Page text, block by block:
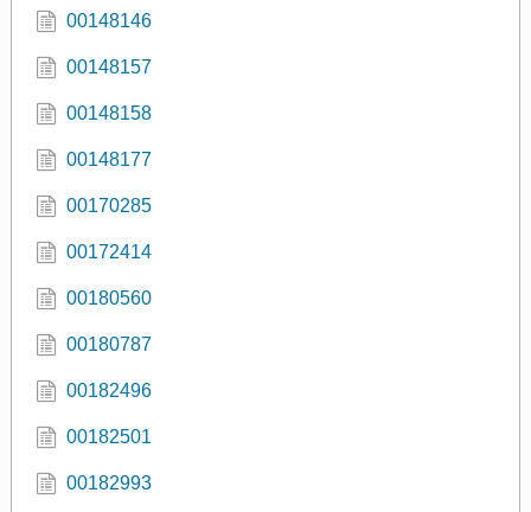
00148146
00148157
00148158
00148177
00170285
00172414
00180560
00180787
00182496
00182501
00182993